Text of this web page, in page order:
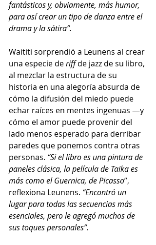
fantásticos y, obviamente, más humor,
para así crear un tipo de danza entre el
drama y la sátira”.
Waititi sorprendió a Leunens al crear
una especie de riff de jazz de su libro,
al mezclar la estructura de su
historia en una alegoría absurda de
cómo la difusión del miedo puede
echar raíces en mentes ingenuas —y
cómo el amor puede provenir del
lado menos esperado para derribar
paredes que ponemos contra otras
personas. “Si el libro es una pintura de
paneles clásica, la película de Taika es
más como el Guernica, de Picasso”,
reflexiona Leunens. “Encontró un
lugar para todas las secuencias más
esenciales, pero le agregó muchos de
sus toques personales”.